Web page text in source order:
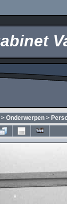
> Onderwerpen >